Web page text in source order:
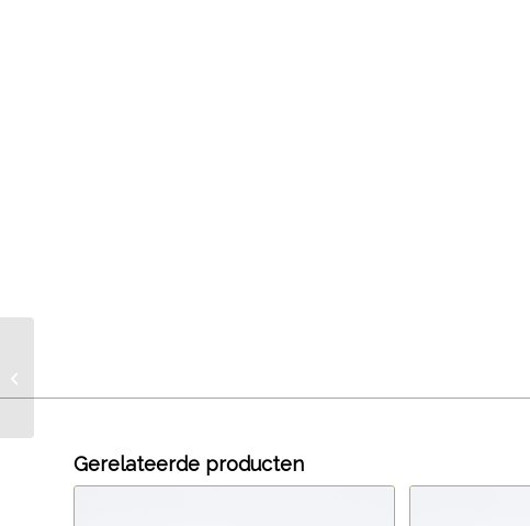
Gerelateerde producten